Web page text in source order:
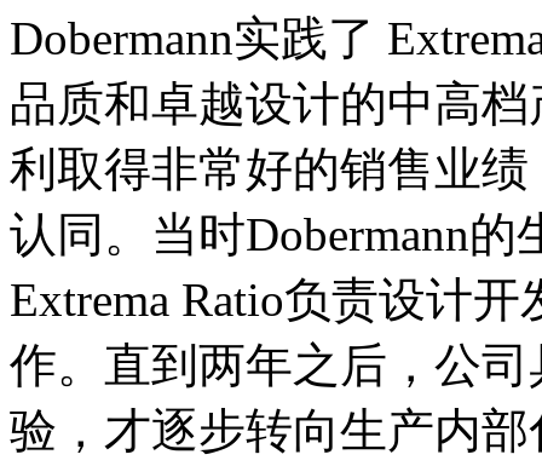
Dobermann实践了
品质和卓越设计的中高
利取得非常好的销售业
认同。当时Dobermann
Extrema Ratio负责设计
作。直到两年之后，公
验，才逐步转向生产内